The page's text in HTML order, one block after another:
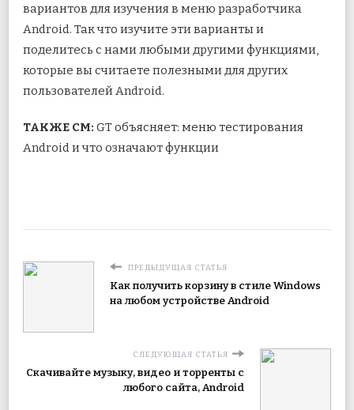
вариантов для изучения в меню разработчика
Android. Так что изучите эти варианты и
поделитесь с нами любыми другими функциями,
которые вы считаете полезными для других
пользователей Android.
ТАКЖЕ СМ: GT объясняет: меню тестирования
Android и что означают функции
ПРЕДЫДУЩАЯ СТАТЬЯ
Как получить корзину в стиле Windows
на любом устройстве Android
СЛЕДУЮЩАЯ СТАТЬЯ
Скачивайте музыку, видео и торренты с
любого сайта, Android